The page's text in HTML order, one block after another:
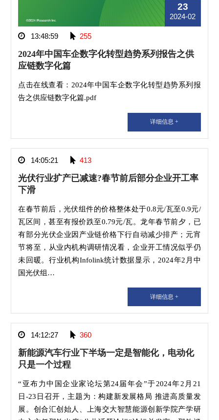
23
2024-02
13:48:59 255
2024年中国车企数字化转型趋势系列报告之供
应链数字化篇
点击在线查看：2024年中国车企数字化转型趋势系列报
告之供应链数字化篇.pdf
详细信息 +
14:05:21 413
光伏行业扩产已减速?春节前后部分企业开工率
下滑
在春节前后，光伏组件的价格整体处于0.8元/瓦至0.9元/
瓦区间，甚至有报价跌至0.79元/瓦。龙年春节前夕，已
有部分光伏企业因产业链价格下行自动减少排产；元宵
节将至，从业内机构调研情况看，企业开工情况似乎仍
未回暖。行业机构Infolink统计数据显示，2024年2月中
国光伏组…
详细信息 +
14:12:27 360
新能源汽车行业下半场一定是智能化，电动化
只是一个过程
“亚布力中国企业家论坛第24届年会”于2024年2月21
日-23日召开，主题为：构建新发展格局 推进高质量发
展。创合汇创始人、上海交大智慧能源创新学院产学研